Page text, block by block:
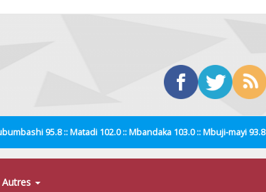
95.8 :: Matadi 102.0 :: Mbandaka 103.0 :: Mbuji-mayi 93.8
Autres